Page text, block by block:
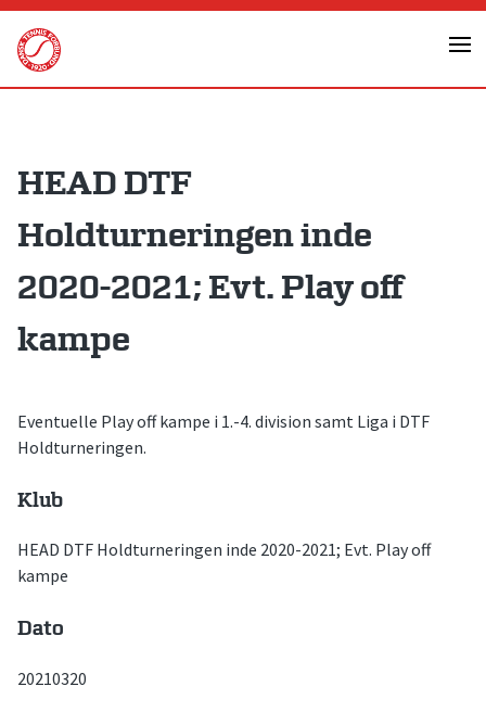
Skip
content
HEAD DTF
Holdturneringen inde
2020-2021; Evt. Play off
kampe
Eventuelle Play off kampe i 1.-4. division samt Liga i DTF
Holdturneringen.
Klub
HEAD DTF Holdturneringen inde 2020-2021; Evt. Play off
kampe
Dato
20210320